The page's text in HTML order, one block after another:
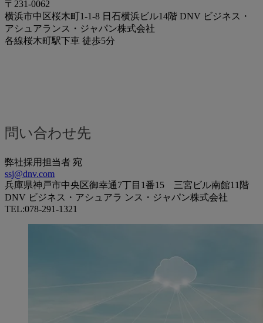
〒231-0062
横浜市中区桜木町1-1-8 日石横浜ビル14階 DNV ビジネス・
アシュアランス・ジャパン株式会社
各線桜木町駅下車 徒歩5分
問い合わせ先
弊社採用担当者 宛
ssj@dnv.com
兵庫県神戸市中央区御幸通7丁目1番15 三宮ビル南館11階
DNV ビジネス・アシュアラ ンス・ジャパン株式会社
TEL:078-291-1321